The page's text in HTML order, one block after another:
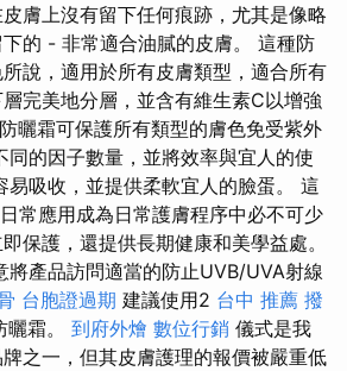
膚上沒有留下任何痕跡，尤其是像略
的 - 非常適合油膩的皮膚。 這種防
說，適用於所有皮膚類型，適合所有
完美地分層，並含有維生素C以增強
曬霜可保護所有類型的膚色免受紫外
同的因子數量，並將效率與宜人的使
易吸收，並提供柔軟宜人的臉蛋。 這
常應用成為日常護膚程序中必不可少
保護，還提供長期健康和美學益處。
將產品訪問適當的防止UVB/UVA射線
台胞證過期 建議使用2 台中 推薦 撥
霜。 到府外燴 數位行銷 儀式是我
之一，但其皮膚護理的報價被嚴重低